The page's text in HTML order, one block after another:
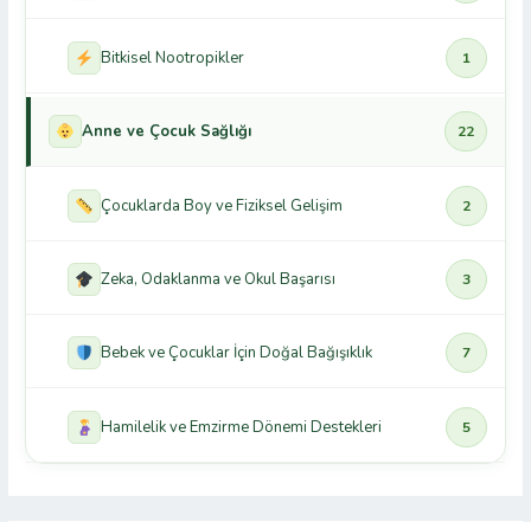
Bitkisel Nootropikler 1
Anne ve Çocuk Sağlığı 22
Çocuklarda Boy ve Fiziksel Gelişim 2
Zeka, Odaklanma ve Okul Başarısı 3
Bebek ve Çocuklar İçin Doğal Bağışıklık 7
Hamilelik ve Emzirme Dönemi Destekleri 5